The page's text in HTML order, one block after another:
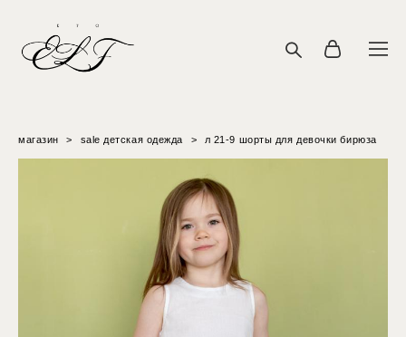
магазин > sale детская одежда > л 21-9 шорты для девочки бирюза